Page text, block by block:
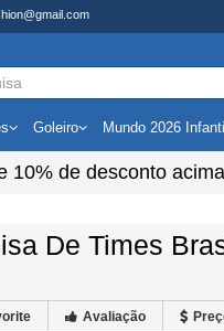
Goleiro Mundo 2026 Infantil
10% de desconto
De Times
Avaliação